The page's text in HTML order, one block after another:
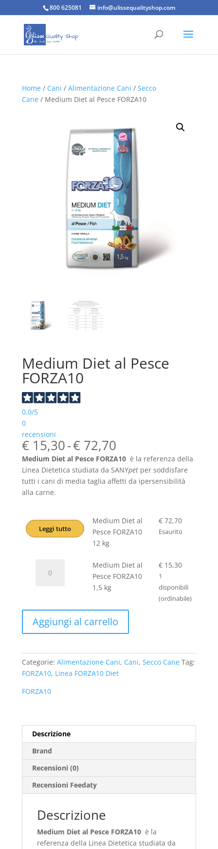
800 625081 info@ulissequalityshop.com
Home/ Cani / Alimentazione Cani / Secco
Cane/ Medium Diet al Pesce FORZA10
Medium Diet al Pesce
FORZA10
0,0/5
0
recensioni
€15,30-€72,70Fascia
di
prezzo:
da
€ 15,30
Medium Diet al Pesce FORZA10 è la referenza della
Linea Dietetica studiata da SANYpetper soddisfare
tutti i cani di media taglia affetti da ipersensibilità
alla carne.
Leggi tutto
Medium Diet al
Pesce FORZA10
12 kg
€ 72,70
Esaurito
Diet
FORZA10
1,5
kg
Medium Diet al
Pesce FORZA10
1,5 kg
€ 15,30
1
disponibili
(ordinabile)
Aggiungi al carrello
Categorie: Alimentazione Cani, Cani, Secco Cane Tag:
FORZA10, Linea FORZA10 Diet
FORZA10
Descrizione
Brand
Recensioni (0)
Recensioni Feedaty
Descrizione
Medium Diet al Pesce FORZA10 è la
referenza della Linea Dietetica studiata da